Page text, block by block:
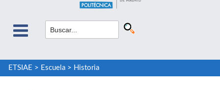
ETSIAE > Escuela> Historia